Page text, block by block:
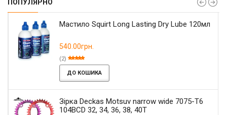
ПОПУЛЯРНО
Мастило Squirt Long Lasting Dry Lube 120мл
540.00грн.
(2)
ДО КОШИКА
Зірка Deckas Motsuv narrow wide 7075-T6
104BCD 32, 34, 36, 38, 40T